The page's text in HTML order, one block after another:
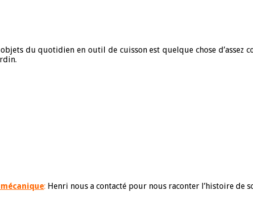
du quotidien en outil de cuisson est quelque chose
: Henri nous a contacté pour nous raconter l’histoire de